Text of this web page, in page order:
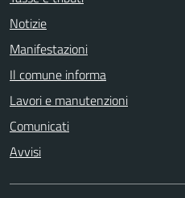
Notizie
Manifestazioni
Il comune informa
Lavori e manutenzioni
Comunicati
Avvisi